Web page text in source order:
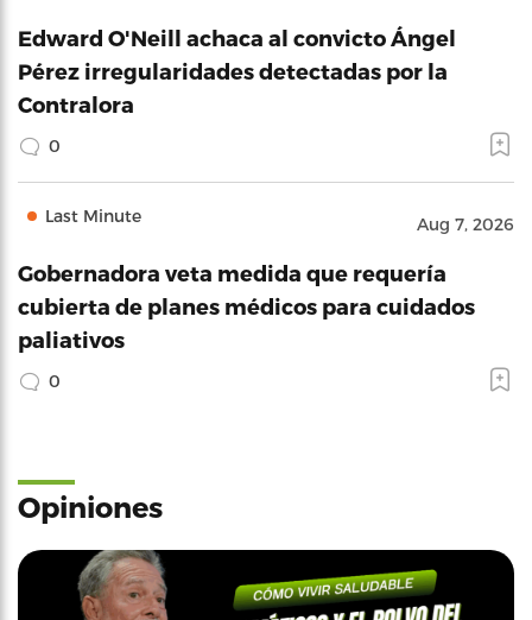
Edward O'Neill achaca al convicto Ángel
Pérez irregularidades detectadas por la
Contralora
0
Last Minute Aug 7, 2026
Gobernadora veta medida que requería
cubierta de planes médicos para cuidados
paliativos
0
Opiniones